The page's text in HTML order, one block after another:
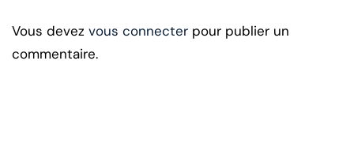
Vous devez vous connecter pour publier un
commentaire.